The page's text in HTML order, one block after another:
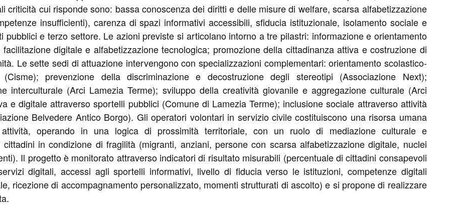
criticità cui risponde sono: bassa conoscenza dei diritti e delle misure di welfare, scarsa alfabetizzazione
insufficienti), carenza di spazi informativi accessibili, sfiducia istituzionale, isolamento sociale e
pubblici e terzo settore. Le azioni previste si articolano intorno a tre pilastri: informazione e orientamento
digitale e alfabetizzazione tecnologica; promozione della cittadinanza attiva e costruzione di
Le sette sedi di attuazione intervengono con specializzazioni complementari: orientamento scolastico-
prevenzione della discriminazione e decostruzione degli stereotipi (Associazione Next);
interculturale (Arci Lamezia Terme); sviluppo della creatività giovanile e aggregazione culturale (Arci
e digitale attraverso sportelli pubblici (Comune di Lamezia Terme); inclusione sociale attraverso attività
Belvedere Antico Borgo). Gli operatori volontari in servizio civile costituiscono una risorsa umana
operando in una logica di prossimità territoriale, con un ruolo di mediazione culturale e
in condizione di fragilità (migranti, anziani, persone con scarsa alfabetizzazione digitale, nuclei
Il progetto è monitorato attraverso indicatori di risultato misurabili (percentuale di cittadini consapevoli
digitali, accessi agli sportelli informativi, livello di fiducia verso le istituzioni, competenze digitali
ricezione di accompagnamento personalizzato, momenti strutturati di ascolto) e si propone di realizzare